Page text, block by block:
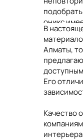
оникс
который
его
Компания
клиентов.
Оникс –
делают
В
Алматы,
Его
Качество